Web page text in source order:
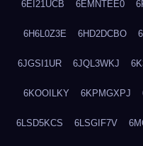
6EI21UCB 6EMNTEE0
6H6L0Z3E 6HD2DCBO
6JGSI1UR 6JQL3WKJ
6KOOILKY 6KPMGXPJ
6LSD5KCS 6LSGIF7V